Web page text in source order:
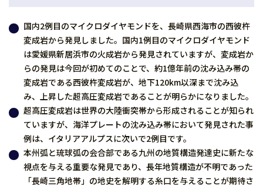
国内2例目のマイクロダイヤモンドを、長崎県西海市の西彼杵
変成岩から発見しました。国内1例目のマイクロダイヤモンド
は愛媛県新居浜市の火成岩から発見されていますが、変成岩か
らの発見は今回が初めてのことで、約1億年前の沈み込み帯の
変成岩である西彼杵変成岩が、地下120km以深まで沈み込
み、上昇した超高圧変成岩であることが明らかになりました。
超高圧変成岩は世界の大陸衝突帯から形成されることが知られ
ていますが、海洋プレートの沈み込み帯において発見された事
例は、イタリアアルプスに次いで2例目です。
本州弧と琉球弧の会合部である九州の地質構造発達史に新たな
視点を与える重要な発見であり、長年地質構造が不明であった
「長崎三角地帯」の地史を解明する糸口を与えることが期待さ